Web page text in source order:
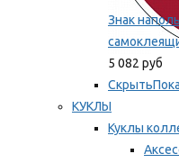
Знак
5 082 руб
Скрыть
КУКЛЫ
Куклы